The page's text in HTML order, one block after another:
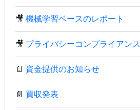
🎥 機械学習ベースのレポート
🎥 プライバシーコンプライアンス
📄 資金提供のお知らせ
📄 買収発表